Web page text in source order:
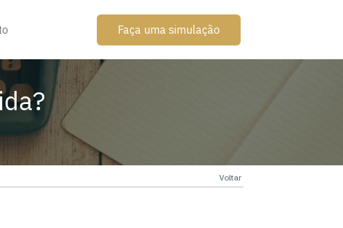
Faça uma simulação
Voltar